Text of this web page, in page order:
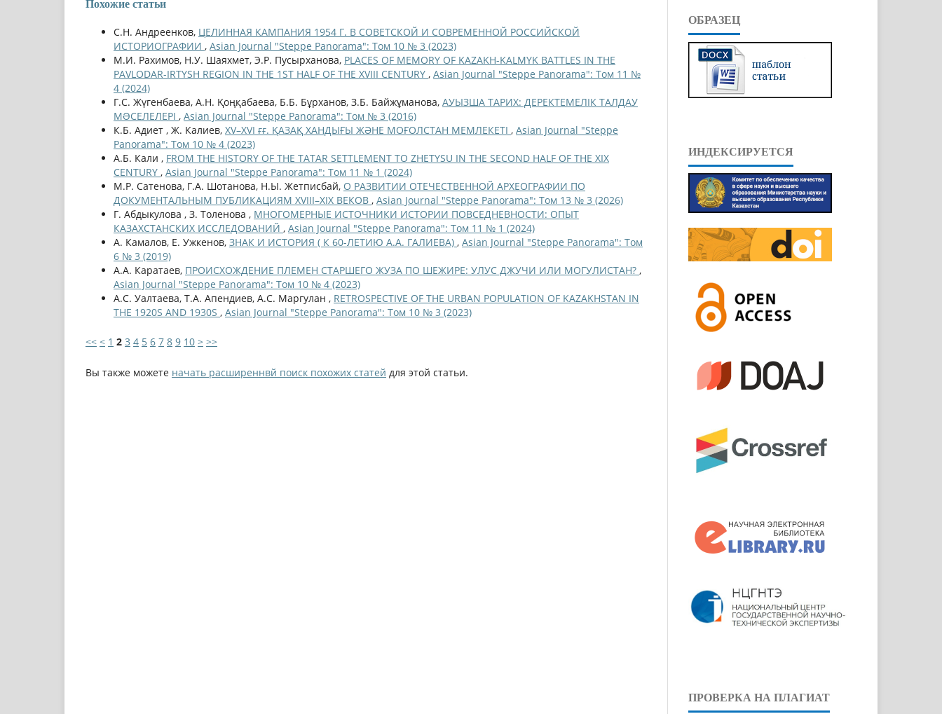
Похожие статьи
С.Н. Андреенков, ЦЕЛИННАЯ КАМПАНИЯ 1954 Г. В СОВЕТСКОЙ И СОВРЕМЕННОЙ РОССИЙСКОЙ
ИСТОРИОГРАФИИ , Asian Journal "Steppe Panorama": Том 10 № 3 (2023)
М.И. Рахимов, Н.У. Шаяхмет, Э.Р. Пусырханова, PLACES OF MEMORY OF KAZAKH-KALMYK BATTLES IN THE
PAVLODAR-IRTYSH REGION IN THE 1ST HALF OF THE XVIII CENTURY , Asian Journal "Steppe Panorama": Том 11 №
4 (2024)
Г.С. Жүгенбаева, А.Н. Қоңқабаева, Б.Б. Бұрханов, З.Б. Байжұманова, АУЫЗША ТАРИХ: ДЕРЕКТЕМЕЛІК ТАЛДАУ
МƏСЕЛЕЛЕРІ , Asian Journal "Steppe Panorama": Том № 3 (2016)
К.Б. Адиет , Ж. Калиев, XV–XVI ғғ. ҚАЗАҚ ХАНДЫҒЫ ЖӘНЕ МОҒОЛСТАН МЕМЛЕКЕТІ , Asian Journal "Steppe
Panorama": Том 10 № 4 (2023)
А.Б. Кали , FROM THE HISTORY OF THE TATAR SETTLEMENT TO ZHETYSU IN THE SECOND HALF OF THE XIX
CENTURY , Asian Journal "Steppe Panorama": Том 11 № 1 (2024)
М.Р. Сатенова, Г.А. Шотанова, Н.Ы. Жетписбай, О РАЗВИТИИ ОТЕЧЕСТВЕННОЙ АРХЕОГРАФИИ ПО
ДОКУМЕНТАЛЬНЫМ ПУБЛИКАЦИЯМ XVIII–XIX ВЕКОВ , Asian Journal "Steppe Panorama": Том 13 № 3 (2026)
Г. Абдыкулова , З. Толенова , МНОГОМЕРНЫЕ ИСТОЧНИКИ ИСТОРИИ ПОВСЕДНЕВНОСТИ: ОПЫТ
КАЗАХСТАНСКИХ ИССЛЕДОВАНИЙ , Asian Journal "Steppe Panorama": Том 11 № 1 (2024)
А. Камалов, Е. Ужкенов, ЗНАК И ИСТОРИЯ ( К 60-ЛЕТИЮ А.А. ГАЛИЕВА) , Asian Journal "Steppe Panorama": Том
6 № 3 (2019)
А.А. Каратаев, ПРОИСХОЖДЕНИЕ ПЛЕМЕН СТАРШЕГО ЖУЗА ПО ШЕЖИРЕ: УЛУС ДЖУЧИ ИЛИ МОГУЛИСТАН? ,
Asian Journal "Steppe Panorama": Том 10 № 4 (2023)
А.С. Уалтаева, Т.А. Апендиев, А.С. Маргулан , RETROSPECTIVE OF THE URBAN POPULATION OF KAZAKHSTAN IN
THE 1920S AND 1930S , Asian Journal "Steppe Panorama": Том 10 № 3 (2023)
<< < 1 2 3 4 5 6 7 8 9 10 > >>
Вы также можете начать расширеннвй поиск похожих статей для этой статьи.
ОБРАЗЕЦ
ИНДЕКСИРУЕТСЯ
ПРОВЕРКА НА ПЛАГИАТ